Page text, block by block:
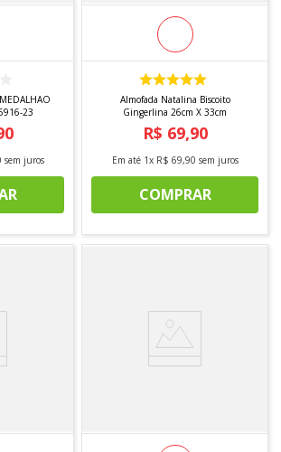
principal e repita 2–3 cores
no dia a dia?
mistos são práticos. Jacquard e
para ocasiões especiais.
ideal de capas de almofada?
são 45×45 e 50×50. Sempre
os têxteis depois do Natal?
dobre por conjuntos e guarde
23
sem juros
Almofada Natalina Biscoito
Gingerlina 26cm X 33cm
R$ 69,90
Em até 1x R$ 69,90 sem juros
COMPRAR